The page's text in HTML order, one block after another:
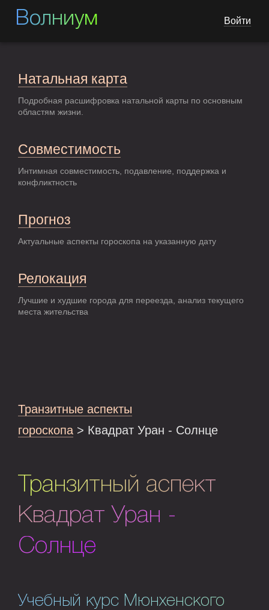
Волниум Войти
Натальная карта
Подробная расшифровка натальной карты по основным
областям жизни.
Совместимость
Интимная совместимость, подавление, поддержка и
конфликтность
Прогноз
Актуальные аспекты гороскопа на указанную дату
Релокация
Лучшие и худшие города для переезда, анализ текущего
места жительства
Транзитные аспекты
гороскопа > Квадрат Уран - Солнце
Транзитный аспект
Квадрат Уран -
Солнце
Учебный курс Мюнхенского